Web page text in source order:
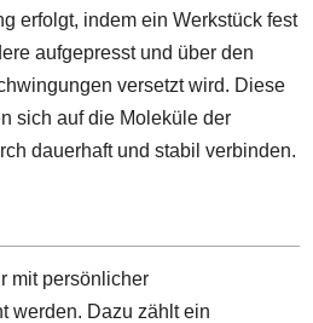
erfolgt, indem ein Werkstück fest
aufgepresst und über den
versetzt wird. Diese
sich auf die Moleküle der
dauerhaft und stabil verbinden.
mit persönlicher
werden. Dazu zählt ein